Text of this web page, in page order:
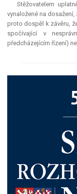
Stěžovatelem
vynaložené na
proto dospěl k závěru,
spočívající v
předcházejícím řízení)